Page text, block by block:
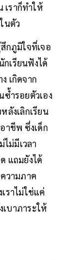
ราก็ทำให้
นตัว
กภูมิใจที่เจอ
เรียนฟังได้
เกิดจาก
ซ้ำรอยตัวเอง
ลังเลิกเรียน
าชีพ ซึ่งเด็ก
ม่มีเวลา
แถมยังได้
วามภาค
ราไม่ใช่แค่
บาภาระให้